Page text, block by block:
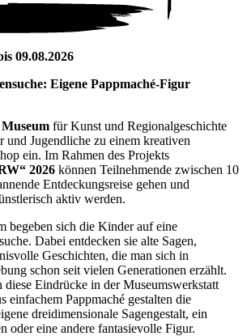
09.08.2026
Eigene Pappmaché-Figur
für Kunst und Regionalgeschichte
und Jugendliche zu einem kreativen
ein. Im Rahmen des Projekts
2026 können Teilnehmende zwischen 10
Entdeckungsreise gehen und
aktiv werden.
begeben sich die Kinder auf eine
Dabei entdecken sie alte Sagen,
Geschichten, die man sich in
schon seit vielen Generationen erzählt.
diese Eindrücke in der Museumswerkstatt
einfachem Pappmaché gestalten die
dreidimensionale Sagengestalt, ein
oder eine andere fantasievolle Figur.